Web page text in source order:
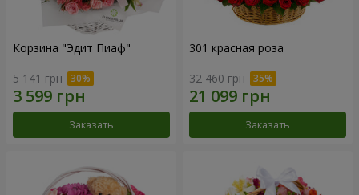
Корзина "Эдит Пиаф"
5 141 грн
Заказать
301 красная роза
32 460 грн
Заказать